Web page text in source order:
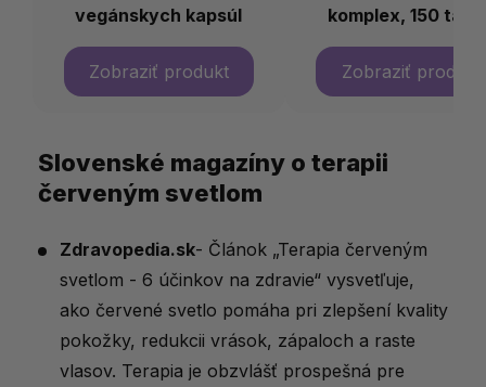
vegánskych kapsúl
komplex, 150
Slovenské magazíny o terapii
červeným svetlom
Zdravopedia.sk- Článok „Terapia červeným
svetlom - 6 účinkov na zdravie“ vysvetľuje,
ako červené svetlo pomáha pri zlepšení kvality
pokožky, redukcii vrások, zápaloch a raste
vlasov. Terapia je obzvlášť prospešná pre